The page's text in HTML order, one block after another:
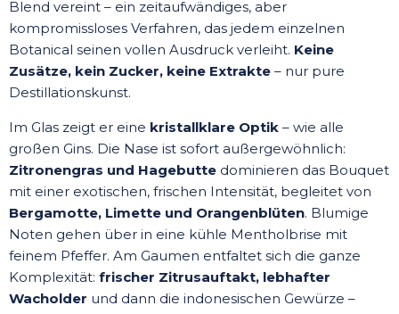
Blend vereint – ein zeitaufwändiges, aber
kompromissloses Verfahren, das jedem einzelnen
Botanical seinen vollen Ausdruck verleiht. Keine
Zusätze, kein Zucker, keine Extrakte – nur pure
Destillationskunst.
Im Glas zeigt er eine kristallklare Optik – wie alle
großen Gins. Die Nase ist sofort außergewöhnlich:
Zitronengras und Hagebutte dominieren das Bouquet
mit einer exotischen, frischen Intensität, begleitet von
Bergamotte, Limette und Orangenblüten. Blumige
Noten gehen über in eine kühle Mentholbrise mit
feinem Pfeffer. Am Gaumen entfaltet sich die ganze
Komplexität: frischer Zitrusauftakt, lebhafter
Wacholder und dann die indonesischen Gewürze –